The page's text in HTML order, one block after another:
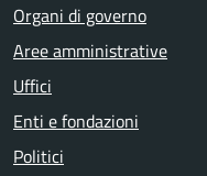
Organi di governo
Aree amministrative
Uffici
Enti e fondazioni
Politici